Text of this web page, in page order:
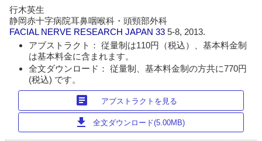
行木英生
静岡赤十字病院耳鼻咽喉科・頭頸部外科
FACIAL NERVE RESEARCH JAPAN 335-8, 2013.
アブストラクト： 従量制は110円（税込）、基本料金制
は基本料金に含まれます。
全文ダウンロード： 従量制、基本料金制の方共に770円
(税込) です。
article アブストラクトを見る
download 全文ダウンロード(5.00MB)